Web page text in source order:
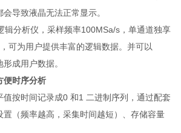
导致液晶无法正常显示。
辑分析仪，采样频率100MSa/s，单通道独享
可为用户提供丰富的逻辑数据。并可以
成用户数据。
便时序分析
值按时间记录成0 和1 二进制序列，通过配套
置（频率越高，采集时间越短）、存储容量